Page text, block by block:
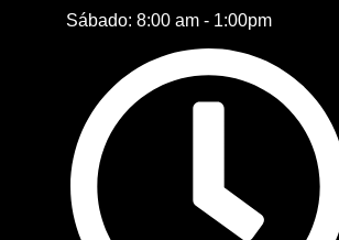
Sábado: 8:00 am - 1:00pm